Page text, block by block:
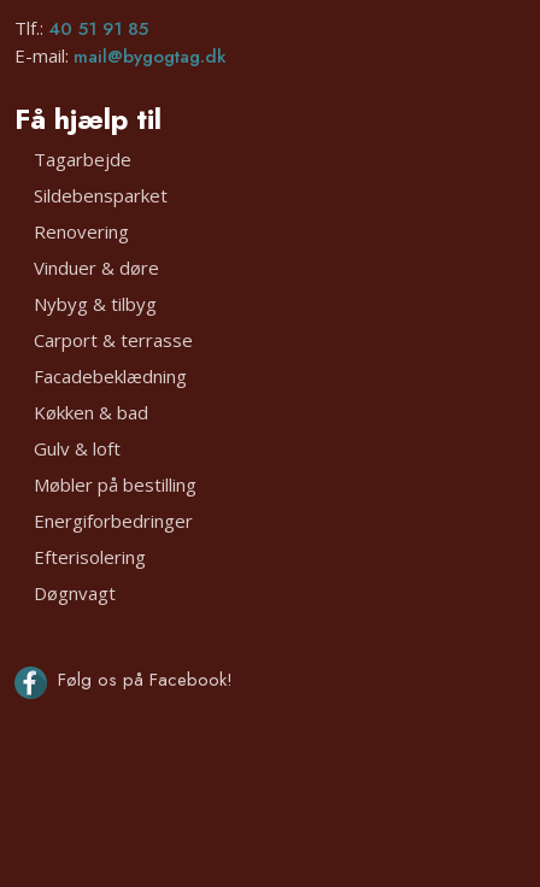
Tlf.: 40 51 91 85
E-mail: mail@bygogtag.dk
​Få hjælp til
Tagarbejde
Sildebensparket
Renovering
Vinduer & døre​
Nybyg & tilbyg
Carport & terrasse
Facadebeklædning
Køkken & bad
Gulv & loft
Møbler på bestilling
Energiforbedringer
Efterisolering
Døgnvagt
Følg os på Facebook!